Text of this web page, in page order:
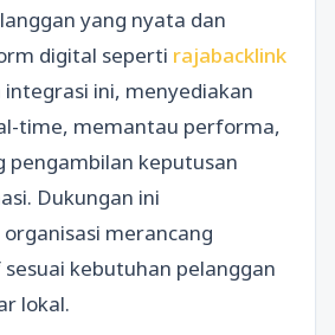
yang nyata dan
digital seperti rajabacklink
ini, menyediakan
time, memantau performa,
pengambilan keputusan
Dukungan ini
merancang
kebutuhan pelanggan
lokal.